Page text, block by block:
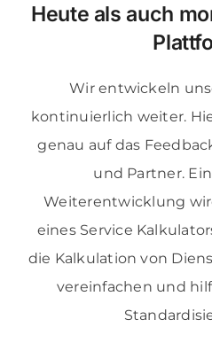
Heute als auch
Wir entwickeln
kontinuierlich weiter.
genau auf das
und Partner.
Weiterentwicklung
eines Service
die Kalkulation von
vereinfachen und